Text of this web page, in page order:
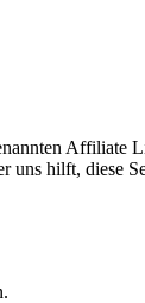
hilft, diese